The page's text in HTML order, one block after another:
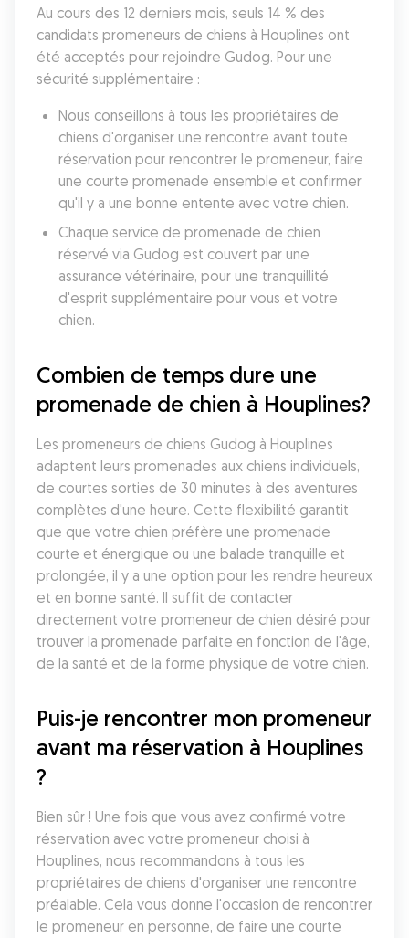
Au cours des 12 derniers mois, seuls 14 % des
candidats promeneurs de chiens à Houplines ont
été acceptés pour rejoindre Gudog. Pour une
sécurité supplémentaire :
Nous conseillons à tous les propriétaires de
chiens d'organiser une rencontre avant toute
réservation pour rencontrer le promeneur, faire
une courte promenade ensemble et confirmer
qu'il y a une bonne entente avec votre chien.
Chaque service de promenade de chien
réservé via Gudog est couvert par une
assurance vétérinaire, pour une tranquillité
d'esprit supplémentaire pour vous et votre
chien.
Combien de temps dure une
promenade de chien à Houplines?
Les promeneurs de chiens Gudog à Houplines
adaptent leurs promenades aux chiens individuels,
de courtes sorties de 30 minutes à des aventures
complètes d'une heure. Cette flexibilité garantit
que que votre chien préfère une promenade
courte et énergique ou une balade tranquille et
prolongée, il y a une option pour les rendre heureux
et en bonne santé. Il suffit de contacter
directement votre promeneur de chien désiré pour
trouver la promenade parfaite en fonction de l'âge,
de la santé et de la forme physique de votre chien.
Puis-je rencontrer mon promeneur
avant ma réservation à Houplines
?
Bien sûr ! Une fois que vous avez confirmé votre
réservation avec votre promeneur choisi à
Houplines, nous recommandons à tous les
propriétaires de chiens d'organiser une rencontre
préalable. Cela vous donne l'occasion de rencontrer
le promeneur en personne, de faire une courte